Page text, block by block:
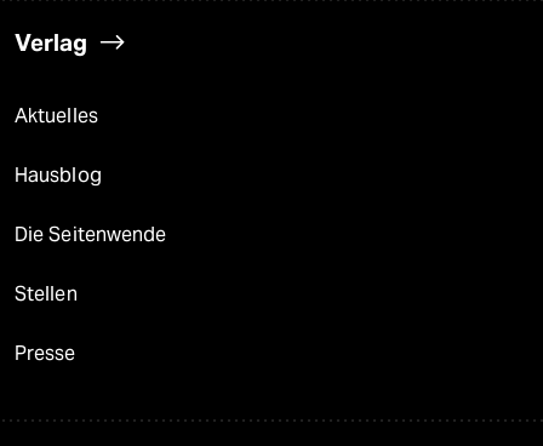
Verlag
Aktuelles
Hausblog
Die Seitenwende
Stellen
Presse